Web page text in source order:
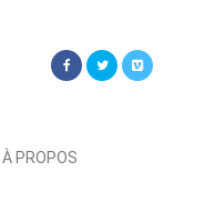
À PROPOS